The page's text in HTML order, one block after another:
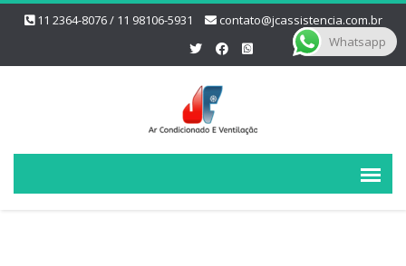
11 2364-8076 / 11 98106-5931 contato@jcassistencia.com.br
Whatsapp